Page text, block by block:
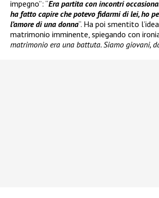
impegno”: “Era partita con incontri
ha fatto capire che potevo fidarmi di lei, ho
l’amore di una donna“. Ha poi smentito
matrimonio imminente, spiegando con
matrimonio era una battuta. Siamo giovani,